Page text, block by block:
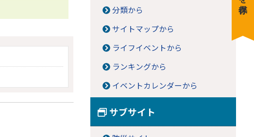
分類から
サイトマップから
ライフイベントから
ランキングから
イベントカレンダーから
サブサイト